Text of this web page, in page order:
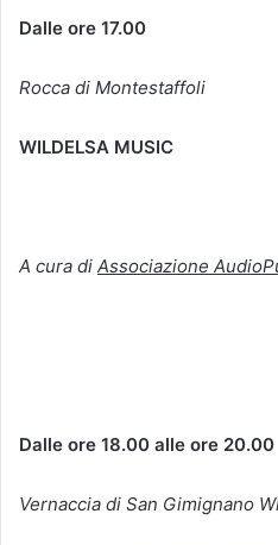
Dalle ore 17.00
Rocca di Montestaffoli
WILDELSA MUSIC
A cura di Associazione
Dalle ore 18.00 alle ore 20.00
Vernaccia di San Gimignano